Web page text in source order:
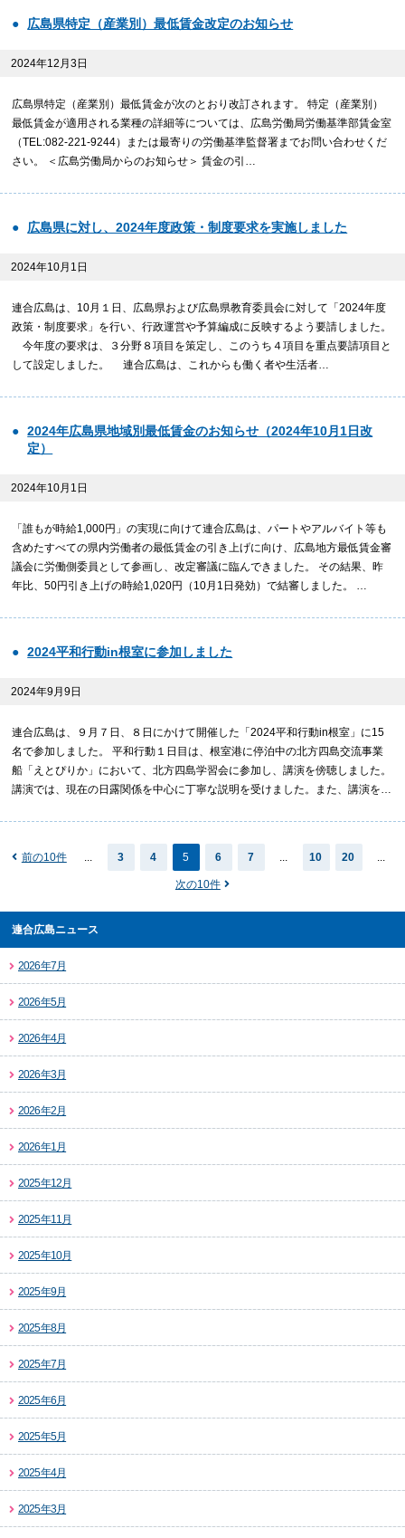
広島県特定（産業別）最低賃金改定のお知らせ
2024年12月3日
広島県特定（産業別）最低賃金が次のとおり改訂されます。 特定（産業別）
最低賃金が適用される業種の詳細等については、広島労働局労働基準部賃金室
（TEL:082-221-9244）または最寄りの労働基準監督署までお問い合わせくだ
さい。 ＜広島労働局からのお知らせ＞ 賃金の引…
広島県に対し、2024年度政策・制度要求を実施しました
2024年10月1日
連合広島は、10月１日、広島県および広島県教育委員会に対して「2024年度
政策・制度要求」を行い、行政運営や予算編成に反映するよう要請しました。
今年度の要求は、３分野８項目を策定し、このうち４項目を重点要請項目と
して設定しました。 連合広島は、これからも働く者や生活者…
2024年広島県地域別最低賃金のお知らせ（2024年10月1日改
定）
2024年10月1日
「誰もが時給1,000円」の実現に向けて連合広島は、パートやアルバイト等も
含めたすべての県内労働者の最低賃金の引き上げに向け、広島地方最低賃金審
議会に労働側委員として参画し、改定審議に臨んできました。 その結果、昨
年比、50円引き上げの時給1,020円（10月1日発効）で結審しました。 …
2024平和行動in根室に参加しました
2024年9月9日
連合広島は、９月７日、８日にかけて開催した「2024平和行動in根室」に15
名で参加しました。 平和行動１日目は、根室港に停泊中の北方四島交流事業
船「えとぴりか」において、北方四島学習会に参加し、講演を傍聴しました。
講演では、現在の日露関係を中心に丁寧な説明を受けました。また、講演を…
前の10件 ... 3 4 5 6 7 ... 10 20 ...
次の10件
連合広島ニュース
2026年7月
2026年5月
2026年4月
2026年3月
2026年2月
2026年1月
2025年12月
2025年11月
2025年10月
2025年9月
2025年8月
2025年7月
2025年6月
2025年5月
2025年4月
2025年3月